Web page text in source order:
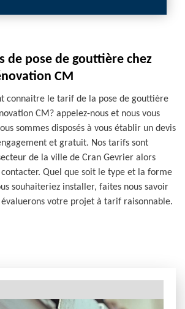
de pose de gouttière chez
CM
connaitre le tarif de la pose de gouttière
CM? appelez-nous et nous vous
sommes disposés à vous établir un devis
et gratuit. Nos tarifs sont
de la ville de Cran Gevrier alors
contacter. Quel que soit le type et la forme
souhaiteriez installer, faites nous savoir
votre projet à tarif raisonnable.